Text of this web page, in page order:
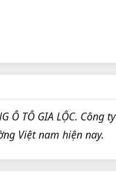
Ô TÔ GIA LỘC. Công ty
Việt nam hiện nay.